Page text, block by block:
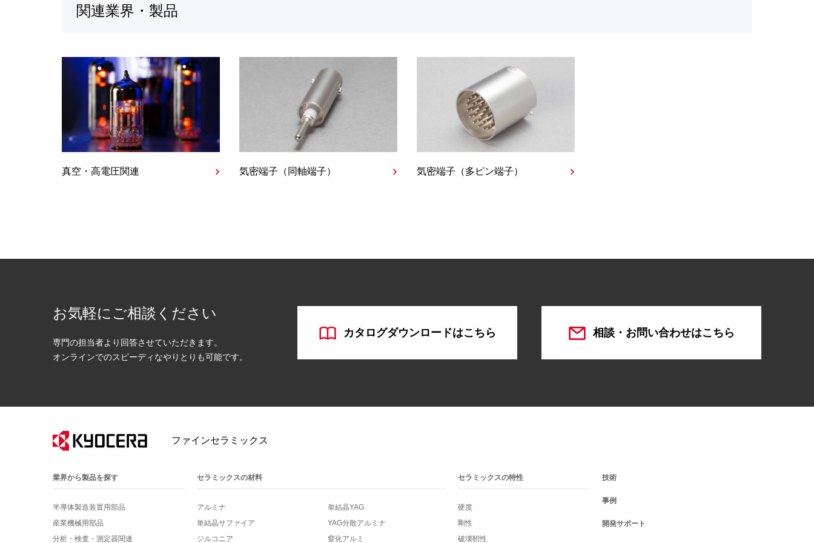
関連業界・製品
真空・高電圧関連 気密端子（同軸端子） 気密端子（多ピン端子）
お気軽にご相談ください
専門の担当者より回答させていただきます。
オンラインでのスピーディなやりとりも可能です。
カタログダウンロードはこちら 相談・お問い合わせはこちら
ファインセラミックス
業界から製品を探す
半導体製造装置用部品
産業機械用部品
分析・検査・測定器関連
セラミックスの材料
アルミナ
単結晶サファイア
ジルコニア
単結晶YAG
YAG分散アルミナ
窒化アルミ
セラミックスの特性
硬度
剛性
破壊靭性
技術
事例
開発サポート